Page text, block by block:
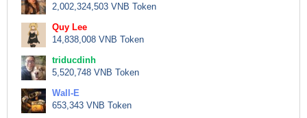
2,002,324,503 VNB Token
Quy Lee
14,838,008 VNB Token
triducdinh
5,520,748 VNB Token
Wall-E
653,343 VNB Token